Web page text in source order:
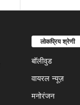
लोकप्रिय श्रेणी
बॉलीवुड
वायरल न्यूज़
मनोरंजन